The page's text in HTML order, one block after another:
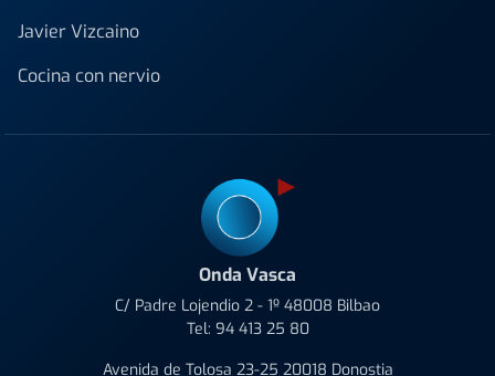
Javier Vizcaino
Cocina con nervio
Onda Vasca
C/ Padre Lojendio 2 - 1º 48008 Bilbao
Tel: 94 413 25 80
Avenida de Tolosa 23-25 20018 Donostia